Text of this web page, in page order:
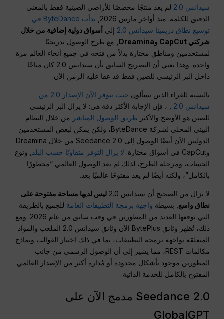
سيدانس 2.0
لم يعد منتجًا مخصصًا للأراضي الصينية فقط بالمعنى
الدقيق للكلمة. منذ أواخر مارس 2026,
بدأت ByteDance في
توسيع نطاق دريمينا سيدانس 2.0
إلى أسواق دولية إضافية من خلال
شركتي CapCut وDreamina,
مع طرح الوصول تدريجيًا
لمستخدمين ومناطق مختارة بدلاً من فتحه في جميع أنحاء العالم مرة
واحدة. وهذا يعني أن التصريح السابق بأن سيدانس 2.0 كان متاحًا
داخل البر الرئيسي للصين فقط قد عفا عليه الزمن الآن.
بالنسبة للقراء الذين يسألون
حيث يتوفر الآن الإصدار 2.0 من
سيدانس 2.0
, ، فإن الإجابة الأكثر دقة هي: لا يزال البر الرئيسي
للصين هو الأوضح والأكثر طريق الوصول المباشر من خلال النظام
البيئي المحلي لشركة ByteDance، ولكن يمكن لبعض المستخدمين
الدوليين الآن أيضًا الوصول إلى Seedance 2.0 من خلال Dreamina
وCapCut في أسواق مختارة.
لا يزال التوفر متفاوتًا حسب البلد
, ونوع
الحساب، ومرحلة الطرح، لذلك لم يعد الوصول العالمي “محظورًا
بالكامل”، ولكنه أيضًا لم يعد مفتوحًا عالميًا بعد.
لا يزال من الصحيح أن سيدانس 2.0
ليس لديها مساحة مفتوحة على
نطاق واسع , بسيطة واجهة برمجة التطبيقات العامة للجميع بالطريقة
التي توقعها العديد من المطورين في وقت سابق من عام 2026. ومع
ذلك، تُظهر وثائق BytePlus الآن وثائق سيدانس 2.0 الملعب والمواد
المتعلقة بواجهة برمجة التطبيقات، بما في ذلك اختبار القوالب ونماذج
مكالمات REST، مما يشير إلى أن الوصول الرسمي من جانب
المطورين موجود بأشكال محدودة أو مُدارة أكثر من الإصدار العالمي
المفتوح بالكامل للخدمة الذاتية.
Seedance 2.0 مدمج الآن على
GlobalGPT